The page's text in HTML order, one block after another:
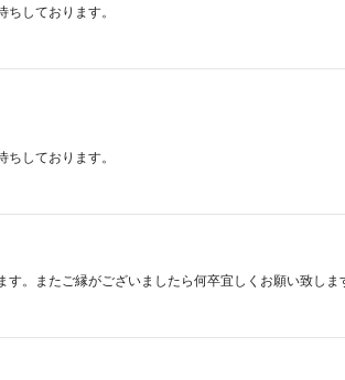
しております。
しております。
。またご縁がございましたら何卒宜しくお願い致しま